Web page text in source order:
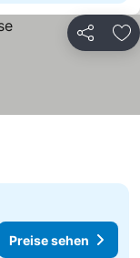
Teilen
Preise sehen
Preise sehen